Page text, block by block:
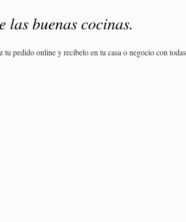
las buenas cocinas.
pedido online y recíbelo en tu casa o negocio con